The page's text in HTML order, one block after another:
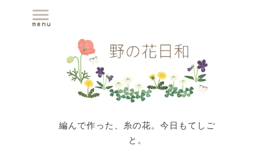
編んで作った、糸の花。今日もてしご
と。